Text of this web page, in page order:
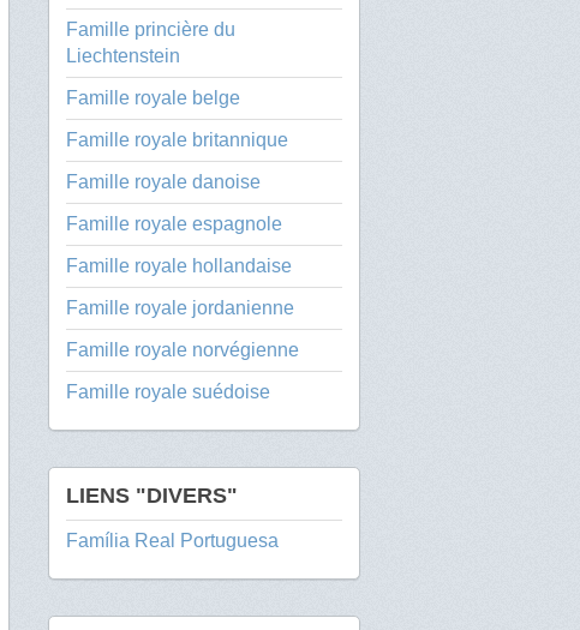
Famille princière du
Liechtenstein
Famille royale belge
Famille royale britannique
Famille royale danoise
Famille royale espagnole
Famille royale hollandaise
Famille royale jordanienne
Famille royale norvégienne
Famille royale suédoise
LIENS "DIVERS"
Família Real Portuguesa